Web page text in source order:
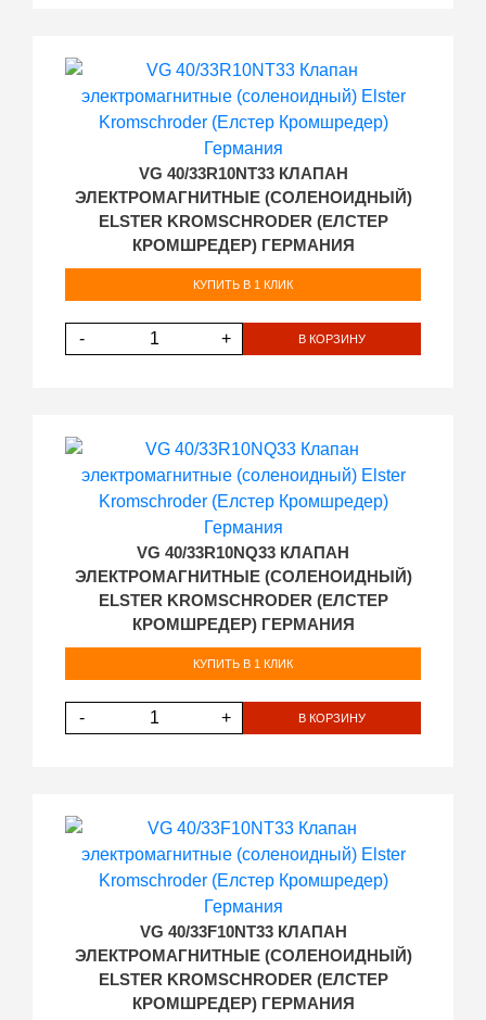
VG 40/33R10NT33 КЛАПАН
ЭЛЕКТРОМАГНИТНЫЕ (СОЛЕНОИДНЫЙ)
ELSTER KROMSCHRODER (ЕЛСТЕР
КРОМШРЕДЕР) ГЕРМАНИЯ
КУПИТЬ В 1 КЛИК
- + В КОРЗИНУ
VG 40/33R10NQ33 КЛАПАН
ЭЛЕКТРОМАГНИТНЫЕ (СОЛЕНОИДНЫЙ)
ELSTER KROMSCHRODER (ЕЛСТЕР
КРОМШРЕДЕР) ГЕРМАНИЯ
КУПИТЬ В 1 КЛИК
- + В КОРЗИНУ
VG 40/33F10NT33 КЛАПАН
ЭЛЕКТРОМАГНИТНЫЕ (СОЛЕНОИДНЫЙ)
ELSTER KROMSCHRODER (ЕЛСТЕР
КРОМШРЕДЕР) ГЕРМАНИЯ